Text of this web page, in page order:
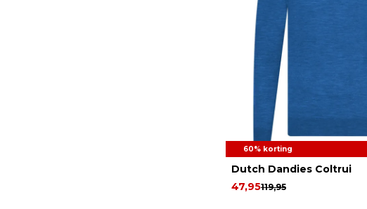
60% korting
Dutch Dandies Coltrui
119,95
47,95